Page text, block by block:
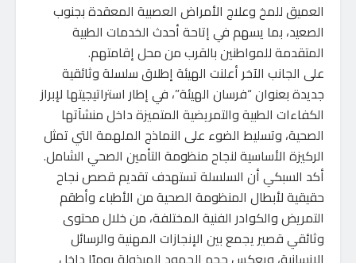
العميق للمخ وعلاج الأمراض العصبية المعقدة بجنوب
الصعيد، بما يسهم في إتاحة أحدث الخدمات الطبية
المتقدمة للمواطنين بالقرب من محل إقامتهم.
على الجانب الآخر أعلنت الهيئة إطلاق سلسلة وثائقية
جديدة بعنوان “فرسان الهيئة”، في إطار استراتيجيتها لإبراز
الكفاءات الطبية والتمريضية المتميزة داخل منشآتها
الصحية، وتسليط الضوء على النماذج الملهمة التي تمثل
الركيزة الأساسية لنجاح منظومة التأمين الصحي الشامل.
أكد السبكي أن السلسلة تستهدف تقديم قصص نجاح
حقيقية لأبطال المنظومة الصحية من الأطباء وأطقم
التمريض والكوادر الفنية المختلفة، من خلال محتوى
وثائقي قصير يجمع بين الإنجازات المهنية والرسائل